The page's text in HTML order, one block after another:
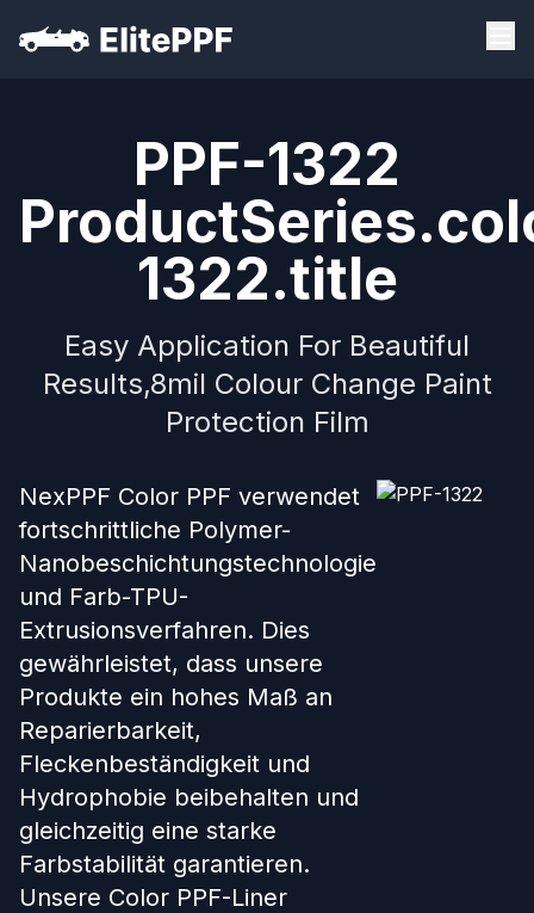
PPF-1322
1322.title
Easy Application For Beautiful
Results,8mil Colour Change Paint
Protection Film
NexPPF Color PPF verwendet
fortschrittliche Polymer-
Nanobeschichtungstechnologie
und Farb-TPU-
Extrusionsverfahren. Dies
gewährleistet, dass unsere
Produkte ein hohes Maß an
Reparierbarkeit,
Fleckenbeständigkeit und
Hydrophobie beibehalten und
gleichzeitig eine starke
Farbstabilität garantieren.
Unsere Color PPF-Liner